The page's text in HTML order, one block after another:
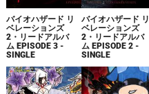
バイオハザード リ
ベレーションズ
2・リードアルバ
ム EPISODE 3 -
SINGLE
バイオハザード リ
ベレーションズ
2・リードアルバ
ム EPISODE 2 -
SINGLE